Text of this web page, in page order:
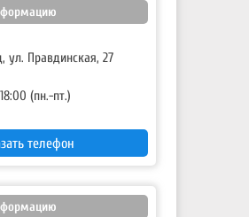
ул. Правдинская, 27
(пн.-пт.)
телефон